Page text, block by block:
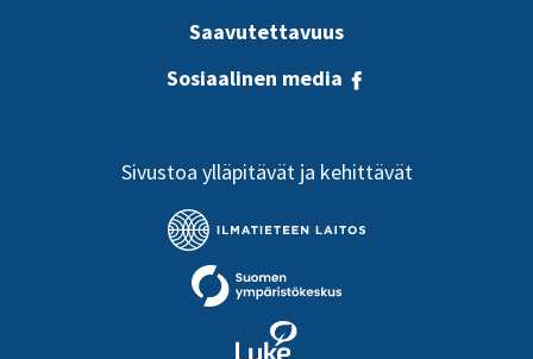
Saavutettavuus
Sosiaalinen media
Sivustoa ylläpitävät ja kehittävät